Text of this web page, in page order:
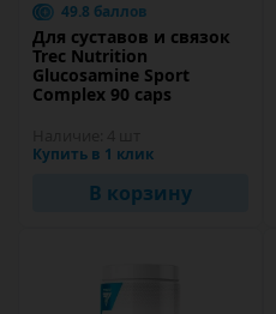
49.8 баллов
Для суставов и связок
Trec Nutrition
Glucosamine Sport
Complex 90 caps
Купить в 1 клик
В корзину